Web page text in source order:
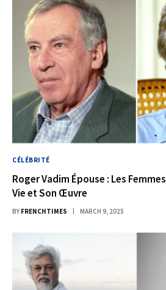
CÉLÉBRITÉ
Roger Vadim Épouse : Les
Vie et Son Œuvre
BY FRENCHTIMES MARCH 9, 2025